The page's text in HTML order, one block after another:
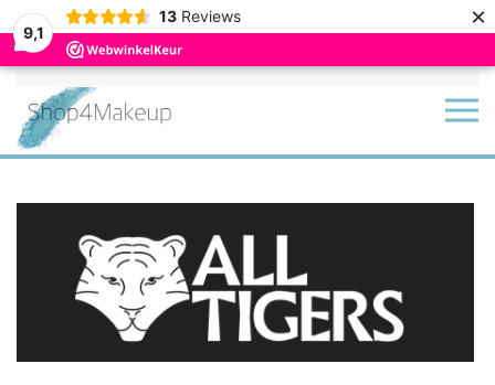
9,1
13 Reviews ×
Terug naar hoofdinhoud